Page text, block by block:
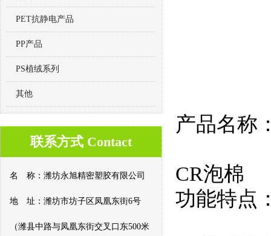
PET抗静电产品
PP产品
PS植绒系列
其他
联系方式 Contact
名 称：潍坊永旭精密塑胶有限公司
地 址：潍坊市坊子区凤凰东街6号
（潍县中路与凤凰东街交叉口东500米
产品名称
CR泡棉
功能特点